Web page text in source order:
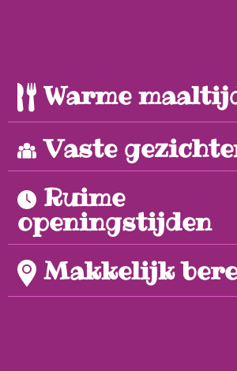
Warme
Vaste
Ruime
openingstijden
Makkelijk